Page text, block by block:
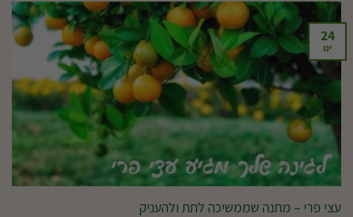
עצי פרי – מתנה שממשיכה לתת ולהעניק
24
ינו